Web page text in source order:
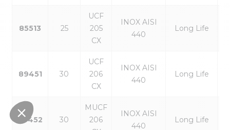
85513 25
UCF
205
CX
INOX AISI
440
Long Life
89451 30
UCF
206
CX
INOX AISI
440
Long Life
89452 30
MUCF
206
INOX AISI
440
Long Life